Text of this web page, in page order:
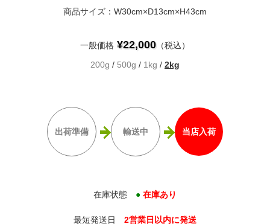
商品サイズ：W30cm×D13cm×H43cm
一般価格 ¥22,000（税込）
200g / 500g / 1kg / 2kg
出荷準備 輸送中 当店入荷
在庫状態 ● 在庫あり
最短発送日 2営業日以内に発送